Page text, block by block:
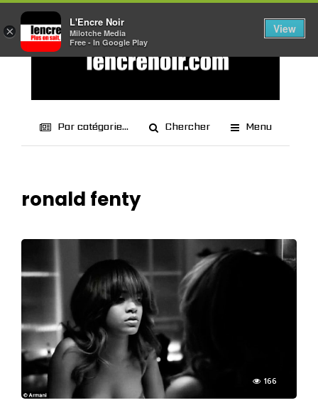
Par catégorie... Chercher Menu
ronald fenty
166
×
L'Encre Noir
Milotche Media
Free - In Google Play
View